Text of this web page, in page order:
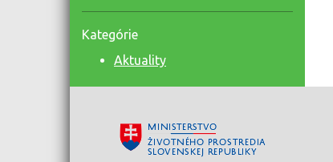
Kategórie
Aktuality